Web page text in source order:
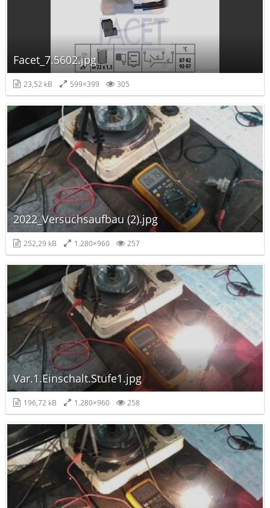
Facet_7.5602.jpg
23,52 kB 599×399 305
2022_Versuchsaufbau (2).jpg
252,29 kB 1.280×960 257
Var.1.Einschalt.Stufe1.jpg
196,72 kB 1.280×960 258